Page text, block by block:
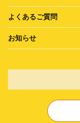
よくあるご質問
お知らせ